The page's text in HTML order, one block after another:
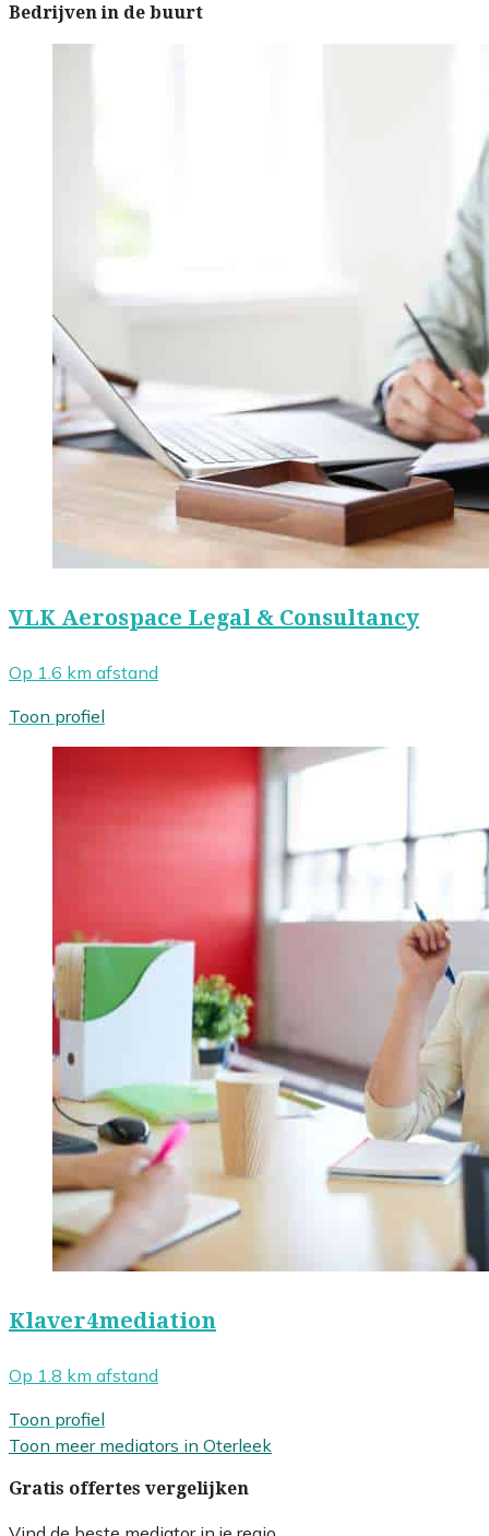
Bedrijven in de buurt
VLK Aerospace Legal & Consultancy
Op 1.6 km afstand
Toon profiel
Klaver4mediation
Op 1.8 km afstand
Toon profiel
Toon meer mediators in Oterleek
Gratis offertes vergelijken